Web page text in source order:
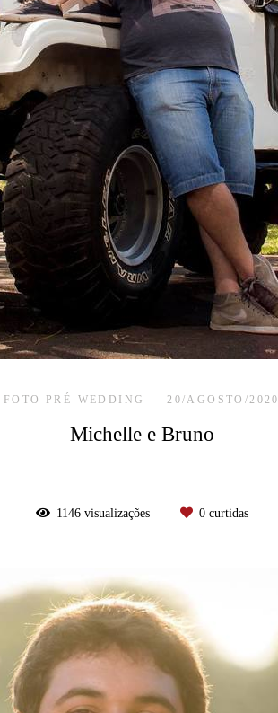
FOTO PRÉ-WEDDING 20/AGOSTO/2020
Michelle e Bruno
1146visualizações 0curtidas